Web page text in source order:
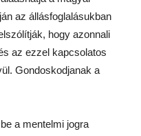
az állásfoglalásukban
hogy azonnali
az ezzel kapcsolatos
Gondoskodjanak a
a mentelmi jogra